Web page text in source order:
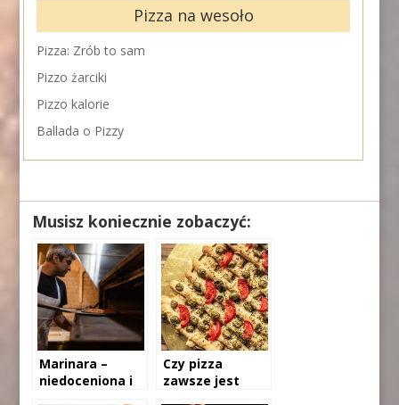
Pizza na wesoło
Pizza: Zrób to sam
Pizzo żarciki
Pizzo kalorie
Ballada o Pizzy
Musisz koniecznie zobaczyć:
Marinara –
niedoceniona i
Czy pizza
zawsze jest